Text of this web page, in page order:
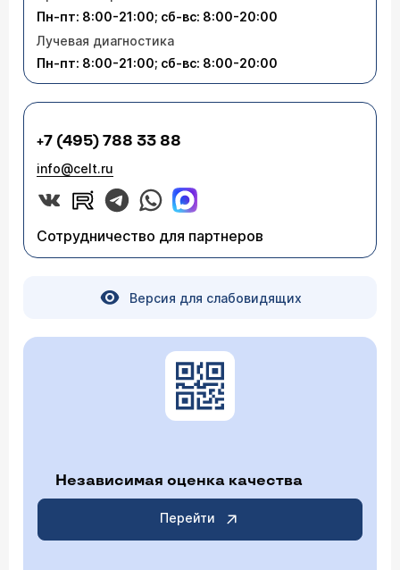
Пн-пт: 8:00-21:00; сб-вс: 8:00-20:00
Лучевая диагностика
Пн-пт: 8:00-21:00; сб-вс: 8:00-20:00
+7 (495) 788 33 88
info@celt.ru
Сотрудничество для партнеров
Версия для слабовидящих
Независимая оценка качества
Перейти